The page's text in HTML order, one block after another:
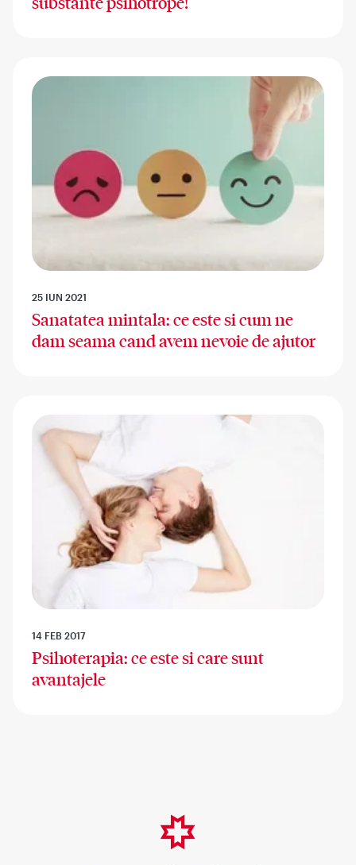
25 IUN 2021
Sanatatea mintala: ce este si cum ne
dam seama cand avem nevoie de ajutor
14 FEB 2017
Psihoterapia: ce este si care sunt
avantajele